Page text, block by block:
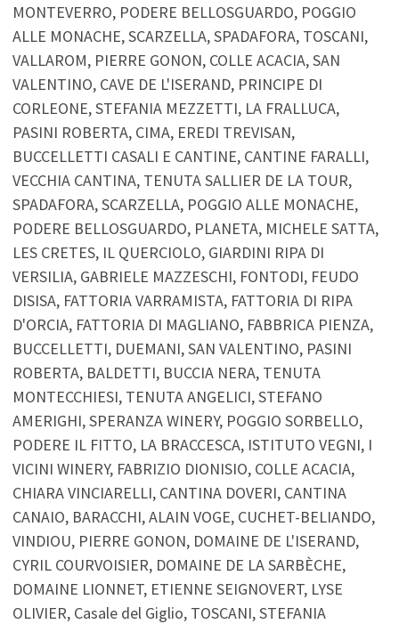
MONTEVERRO, PODERE BELLOSGUARDO, POGGIO
ALLE MONACHE, SCARZELLA, SPADAFORA, TOSCANI,
VALLAROM, PIERRE GONON, COLLE ACACIA, SAN
VALENTINO, CAVE DE L'ISERAND, PRINCIPE DI
CORLEONE, STEFANIA MEZZETTI, LA FRALLUCA,
PASINI ROBERTA, CIMA, EREDI TREVISAN,
BUCCELLETTI CASALI E CANTINE, CANTINE FARALLI,
VECCHIA CANTINA, TENUTA SALLIER DE LA TOUR,
SPADAFORA, SCARZELLA, POGGIO ALLE MONACHE,
PODERE BELLOSGUARDO, PLANETA, MICHELE SATTA,
LES CRETES, IL QUERCIOLO, GIARDINI RIPA DI
VERSILIA, GABRIELE MAZZESCHI, FONTODI, FEUDO
DISISA, FATTORIA VARRAMISTA, FATTORIA DI RIPA
D'ORCIA, FATTORIA DI MAGLIANO, FABBRICA PIENZA,
BUCCELLETTI, DUEMANI, SAN VALENTINO, PASINI
ROBERTA, BALDETTI, BUCCIA NERA, TENUTA
MONTECCHIESI, TENUTA ANGELICI, STEFANO
AMERIGHI, SPERANZA WINERY, POGGIO SORBELLO,
PODERE IL FITTO, LA BRACCESCA, ISTITUTO VEGNI, I
VICINI WINERY, FABRIZIO DIONISIO, COLLE ACACIA,
CHIARA VINCIARELLI, CANTINA DOVERI, CANTINA
CANAIO, BARACCHI, ALAIN VOGE, CUCHET-BELIANDO,
VINDIOU, PIERRE GONON, DOMAINE DE L'ISERAND,
CYRIL COURVOISIER, DOMAINE DE LA SARBÈCHE,
DOMAINE LIONNET, ETIENNE SEIGNOVERT, LYSE
OLIVIER, Casale del Giglio, TOSCANI, STEFANIA